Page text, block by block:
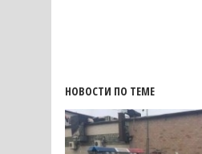
НОВОСТИ ПО ТЕМЕ